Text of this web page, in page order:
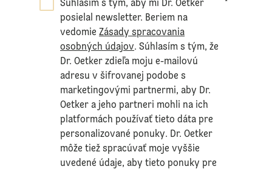
Súhlasím s tým, aby mi Dr. Oetker
posielal newsletter. Beriem na
vedomieZásady spracovania
osobných údajov. Súhlasím s tým, že
Dr. Oetker zdieľa moju e-mailovú
adresu v šifrovanej podobe s
marketingovými partnermi, aby Dr.
Oetker a jeho partneri mohli na ich
platformách používať tieto dáta pre
personalizované ponuky. Dr. Oetker
môže tiež spracúvať moje vyššie
uvedené údaje, aby tieto ponuky pre
*